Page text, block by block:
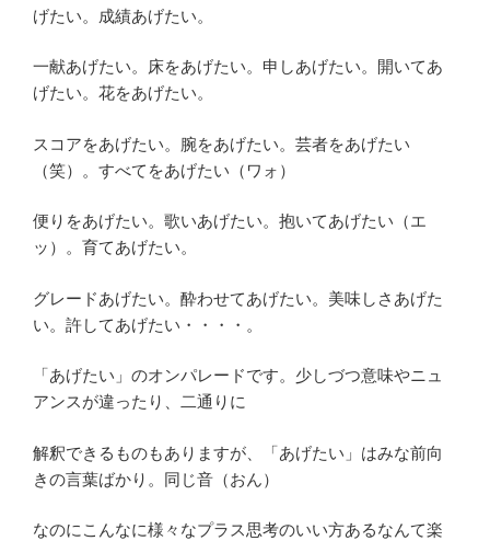
げたい。成績あげたい。
一献あげたい。床をあげたい。申しあげたい。開いてあ
げたい。花をあげたい。
スコアをあげたい。腕をあげたい。芸者をあげたい
（笑）。すべてをあげたい（ワォ）
便りをあげたい。歌いあげたい。抱いてあげたい（エ
ッ）。育てあげたい。
グレードあげたい。酔わせてあげたい。美味しさあげた
い。許してあげたい・・・・。
「あげたい」のオンパレードです。少しづつ意味やニュ
アンスが違ったり、二通りに
解釈できるものもありますが、「あげたい」はみな前向
きの言葉ばかり。同じ音（おん）
なのにこんなに様々なプラス思考のいい方あるなんて楽